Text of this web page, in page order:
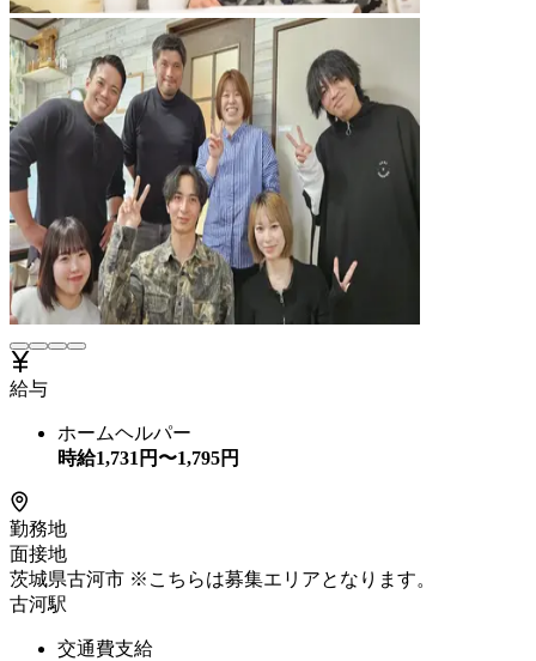
給与
ホームヘルパー
時給1,731 円〜1,795円
勤務地
面接地
茨城県古河市 ※こちらは募集エリアとなります。
古河駅
交通費支給